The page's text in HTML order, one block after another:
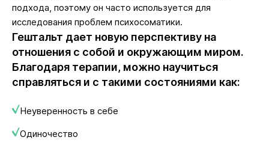
подхода, поэтому он часто используется для
исследования проблем психосоматики.
Гештальт дает новую перспективу на
отношения с собой и окружающим миром.
Благодаря терапии, можно научиться
справляться и с такими состояниями как:
Неуверенность в себе
Одиночество